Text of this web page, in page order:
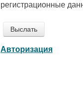
регистрационные
Авторизация